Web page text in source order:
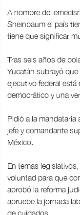
A nombre del
Sheinbaum el país
tiene que significar
Tras seis años de
Yucatán subrayó
ejecutivo federal
democrático y una
Pidió a la mandataria
jefe y comandante
México.
En temas
voluntad para que
aprobó la reforma
apruebe la jornada
de cuidados.